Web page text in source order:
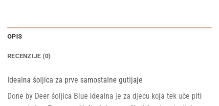
OPIS
RECENZIJE (0)
Idealna šoljica za prve samostalne gutljaje
Done by Deer šoljica Blue idealna je za djecu koja tek uče piti